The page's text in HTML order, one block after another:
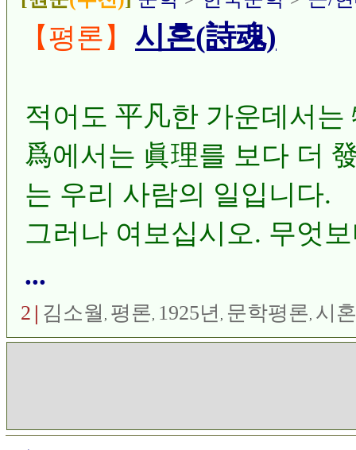
【평론】 시혼(詩魂)
적어도 平凡한 가운데서
爲에서는 眞理를 보다 더
는 우리 사람의 일입니다.
그러나 여보십시오. 무엇
십시오. 우리는 나제 보지
잇고 늣길 수도 있습니다.
처롭게도 긔운있게도 몸
...
2 | 김소월 , 평론, 1925년 , 문학평론, 시혼